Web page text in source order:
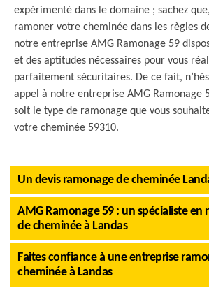
expérimenté dans le domaine ; sachez
ramoner votre cheminée dans les règles
notre entreprise AMG Ramonage 59
et des aptitudes nécessaires pour vous
parfaitement sécuritaires. De ce fait,
appel à notre entreprise AMG Ramonage
soit le type de ramonage que vous
votre cheminée 59310.
Un devis ramonage de cheminée
AMG Ramonage 59 : un spécialiste en
de cheminée à Landas
Faites confiance à une entreprise
cheminée à Landas